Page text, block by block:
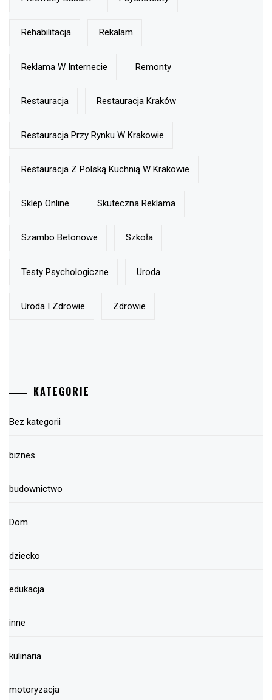
Rehabilitacja Rekalam
Reklama W Internecie Remonty
Restauracja Restauracja Kraków
Restauracja Przy Rynku W Krakowie
Restauracja Z Polską Kuchnią W Krakowie
Sklep Online Skuteczna Reklama
Szambo Betonowe Szkoła
Testy Psychologiczne Uroda
Uroda I Zdrowie Zdrowie
KATEGORIE
Bez kategorii
biznes
budownictwo
Dom
dziecko
edukacja
inne
kulinaria
motoryzacja